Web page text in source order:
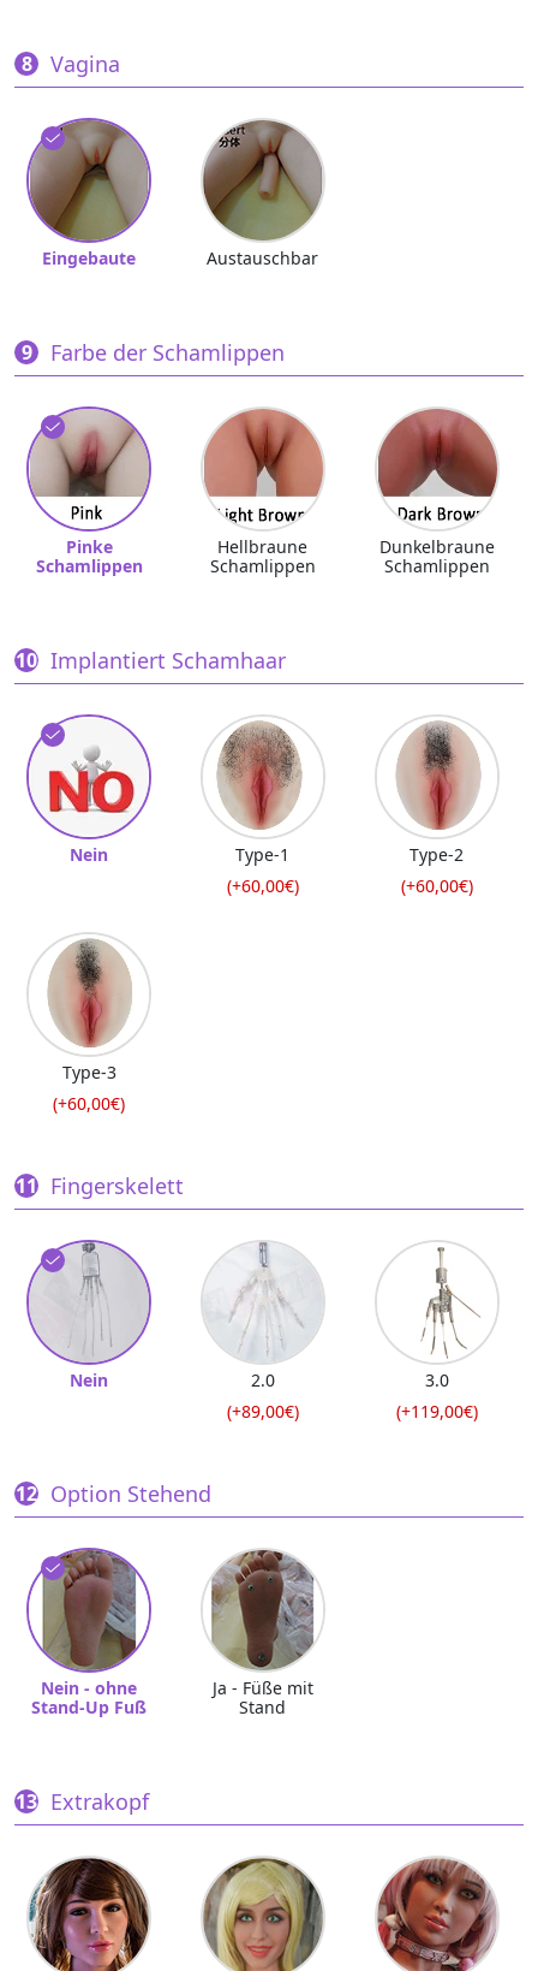
Vagina
Eingebaute Austauschbar
Farbe der Schamlippen
Pinke
Schamlippen
Hellbraune
Schamlippen
Dunkelbraune
Schamlippen
Implantiert Schamhaar
Nein
Type-1
(+60,00€)
Type-2
(+60,00€)
Type-3
(+60,00€)
Fingerskelett
Nein
2.0
(+89,00€)
3.0
(+119,00€)
Option Stehend
Nein - ohne
Stand-Up Fuß
Ja - Füße mit
Stand
Extrakopf